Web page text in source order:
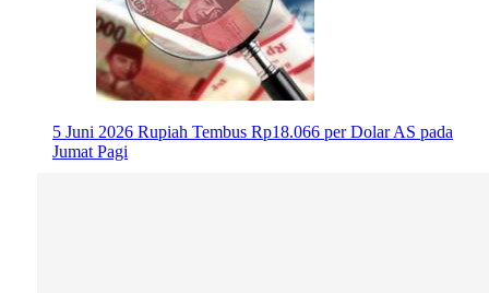
5 Juni 2026 Rupiah Tembus Rp18.066 per Dolar AS pada
Jumat Pagi